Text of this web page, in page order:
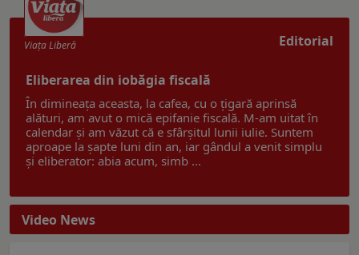
Editorial
Viaţa Liberă
Eliberarea din iobăgia fiscală
În dimineața aceasta, la cafea, cu o țigară aprinsă
alături, am avut o mică epifanie fiscală. M-am uitat în
calendar și am văzut că e sfârșitul lunii iulie. Suntem
aproape la șapte luni din an, iar gândul a venit simplu
și eliberator: abia acum, simb ...
Video News